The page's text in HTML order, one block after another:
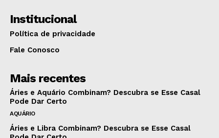
Institucional
Política de privacidade
Fale Conosco
Mais recentes
Áries e Aquário Combinam? Descubra se Esse Casal
Pode Dar Certo
AQUÁRIO
Áries e Libra Combinam? Descubra se Esse Casal